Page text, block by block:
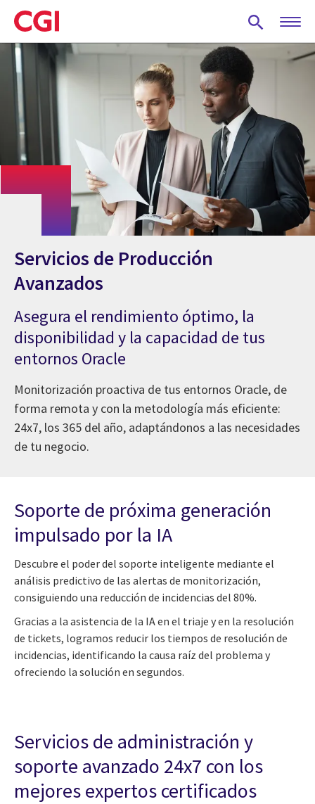
Skip
to
main
content
Servicios de Producción
Avanzados
Asegura el rendimiento óptimo, la
disponibilidad y la capacidad de tus
entornos Oracle
Monitorización proactiva de tus entornos Oracle, de
forma remota y con la metodología más eficiente:
24x7, los 365 del año, adaptándonos a las necesidades
de tu negocio.
Soporte de próxima generación
impulsado por la IA
Descubre el poder del soporte inteligente mediante el
análisis predictivo de las alertas de monitorización,
consiguiendo una reducción de incidencias del 80%.
Gracias a la asistencia de la IA en el triaje y en la resolución
de tickets, logramos reducir los tiempos de resolución de
incidencias, identificando la causa raíz del problema y
ofreciendo la solución en segundos.
Servicios de administración y
soporte avanzado 24x7 con los
mejores expertos certificados